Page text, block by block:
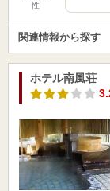
性
関連情報から探す
ホテル南風荘